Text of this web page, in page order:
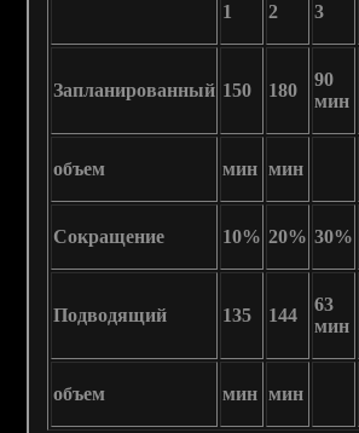
1 2 3
Запланированный 150 180
90
мин
объем мин мин
Сокращение 10% 20% 30%
Подводящий 135 144
63
мин
объем мин мин